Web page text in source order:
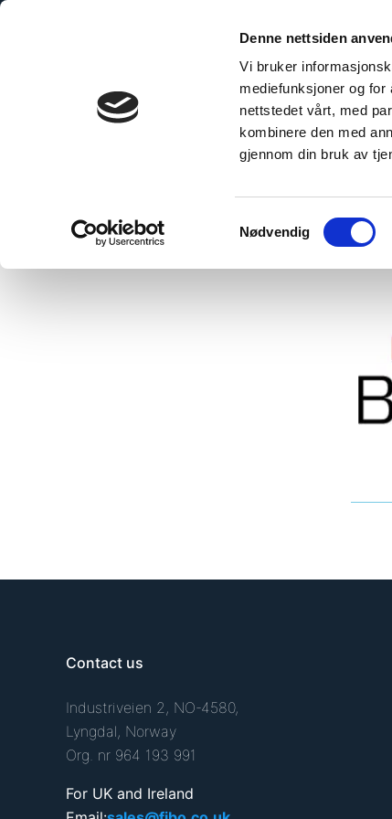
Denne nettsiden
Vi bruker
mediefunksjoner og
nettstedet vårt, med
kombinere den med
gjennom din bruk av
Samtykkevalg
Nødvendig
The Sustainable Choice Technical
Contact us
Industriveien 2, NO-4580,
Lyngdal, Norway
Org. nr 964 193 991
For UK and Ireland